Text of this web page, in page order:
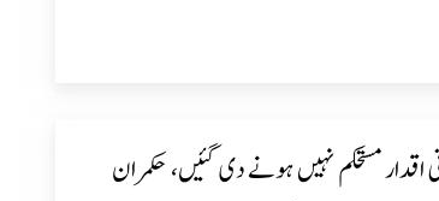
اقدار مستحکم نہیں ہونے دی گئیں، حکمران